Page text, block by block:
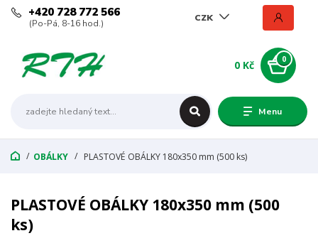
Menu
CZK
+420 728 772 566
(Po-Pá, 8-16 hod.)
0
0 Kč
OBÁLKY PLASTOVÉ OBÁLKY 180x350 mm (500 ks)
PLASTOVÉ OBÁLKY 180x350 mm (500
ks)